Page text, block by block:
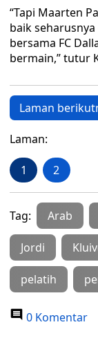
“Tapi Maarten
baik
bersama FC
bermain,” tutur
Laman
Laman:
1 2
Tag: Arab
Jordi
pelatih
0 Komentar